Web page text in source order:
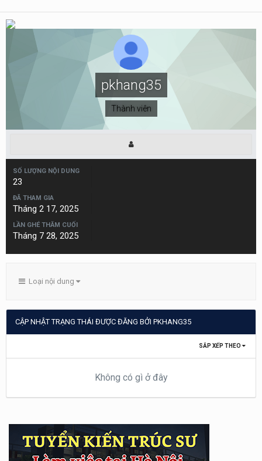
pkhang35
Thành viên
SỐ LƯỢNG NỘI DUNG
23
ĐÃ THAM GIA
Tháng 2 17, 2025
LẦN GHÉ THĂM CUỐI
Tháng 7 28, 2025
Loại nội dung
CẬP NHẬT TRẠNG THÁI ĐƯỢC ĐĂNG BỞI PKHANG35
SẮP XẾP THEO
Không có gì ở đây